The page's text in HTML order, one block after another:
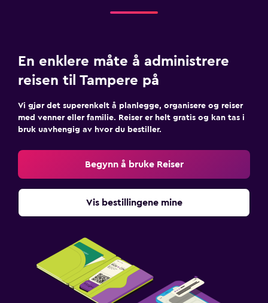
En enklere måte å administrere
reisen til Tampere på
Vi gjør det superenkelt å planlegge, organisere og reiser
med venner eller familie. Reiser er helt gratis og kan tas i
bruk uavhengig av hvor du bestiller.
Begynn å bruke Reiser
Vis bestillingene mine